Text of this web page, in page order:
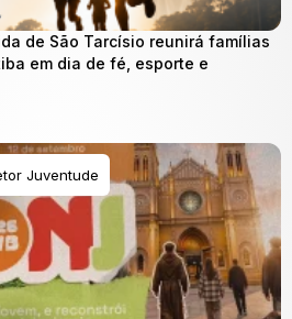
de São Tarcísio reunirá famílias
em dia de fé, esporte e
Juventude